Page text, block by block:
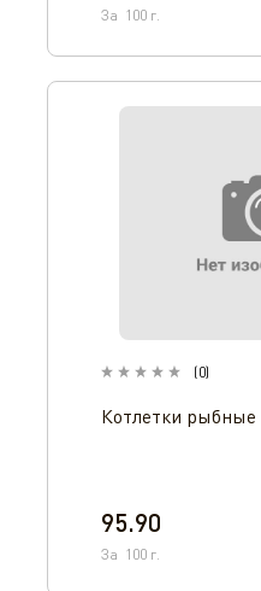
За 100 г.
(0)
Котлетки рыбные
95.90
За 100 г.